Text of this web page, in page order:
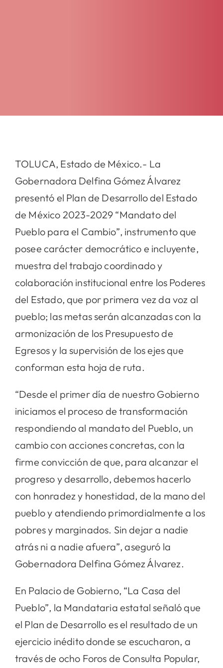
TOLUCA, Estado de México.- La
Gobernadora Delfina Gómez Álvarez
presentó el Plan de Desarrollo del Estado
de México 2023-2029 “Mandato del
Pueblo para el Cambio”, instrumento que
posee carácter democrático e incluyente,
muestra del trabajo coordinado y
colaboración institucional entre los Poderes
del Estado, que por primera vez da voz al
pueblo; las metas serán alcanzadas con la
armonización de los Presupuesto de
Egresos y la supervisión de los ejes que
conforman esta hoja de ruta.
“Desde el primer día de nuestro Gobierno
iniciamos el proceso de transformación
respondiendo al mandato del Pueblo, un
cambio con acciones concretas, con la
firme convicción de que, para alcanzar el
progreso y desarrollo, debemos hacerlo
con honradez y honestidad, de la mano del
pueblo y atendiendo primordialmente a los
pobres y marginados. Sin dejar a nadie
atrás ni a nadie afuera”, aseguró la
Gobernadora Delfina Gómez Álvarez.
En Palacio de Gobierno, “La Casa del
Pueblo”, la Mandataria estatal señaló que
el Plan de Desarrollo es el resultado de un
ejercicio inédito donde se escucharon, a
través de ocho Foros de Consulta Popular,